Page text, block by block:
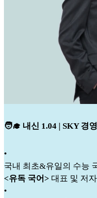
🧑‍🎓 내신 1.04 | SKY 경
•
국내 최초&유일의 수능
<유독 국어> 대표 및 저자
•